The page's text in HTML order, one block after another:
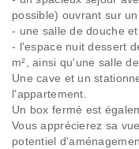
possible) ouvrant sur
- une salle de douche
- l'espace nuit dessert
m², ainsi qu'une salle
Une cave et un
l'appartement.
Un box fermé est
Vous apprécierez sa
potentiel